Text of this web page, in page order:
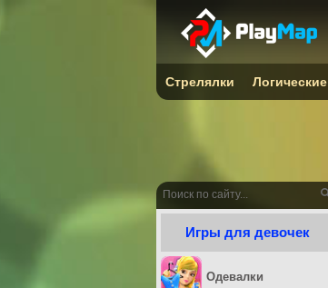
Игры для девочек
Одевалки
Стрелялки Логические